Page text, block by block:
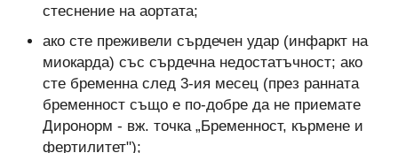
стеснение на аортата;
ако сте преживели сърдечен удар (инфаркт на
миокарда) със сърдечна недостатъчност; ако
сте бременна след 3-ия месец (през ранната
бременност също е по-добре да не приемате
Диронорм - вж. точка „Бременност, кърмене и
фертилитет");